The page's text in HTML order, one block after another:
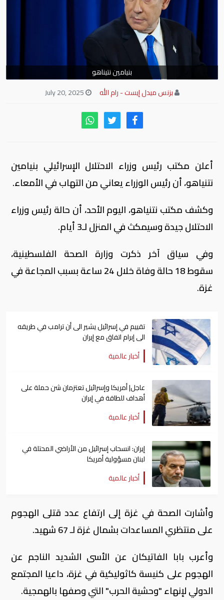
بنيامين نتيناهو
بزنس ميدل إيست - رام الله
أعلن مكتب رئيس وزراء الاحتلال الإسرائيلي بنيامين
نتنياهو، أن رئيس الوزراء يعاني من التهاب في الأمعاء.
وكشف مكتب نتنياهو، اليوم الأحد، أن حالة رئيس وزراء
الاحتلال جيدة وسيمكث في المنزل لـ3 أيام.
وفي سياق آخر ذكرت وزارة الصحة الفلسطينية،
سقوط 18 حالة وفاة خلال 24 ساعة بسبب المجاعة في
غزة.
تقييم في إسرائيل يشير الى أن ترامب في طريقه
الى إبرام اتفاق مع إيران
أخبار عالمية
عاجل| أمريكا وإسرائيل تعتزمان شن ​حملة على
أهداف للطاقة في ⁠إيران
أخبار عالمية
إيران: انسحاب إسرائيل من الأراضي المحتلة في
لبنان مسؤولية أمريكا
أخبار عالمية
وأشارت الصحة في غزة إلى ارتفاع عدد قتلى الهجوم
على منتظري المساعدات بشمال غزة لـ 67 شهيد.
وأعرب بابا الفاتيكان عن الأسى الشديد الناجم عن
الهجوم على كنيسة كاثوليكية في غزة، داعيا المجتمع
الدولي لإنهاء "وحشية الحرب" التي وصفها بالهمجية.